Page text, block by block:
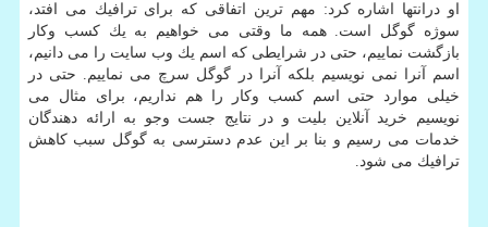
او درانتها اشاره كرد: مهم ترین اتفاقی كه برای ترافیك می افتد،
سوژه گوگل است. همه ما وقتی می خواهیم به یك كسب وكار
بازگشت نماییم، حتی در شرایطی كه اسم یك وب سایت را می دانیم،
اسم آنرا نمی نویسیم بلكه آنرا در گوگل سرچ می نماییم. حتی در
خیلی موارد حتی اسم كسب وكار را هم نداریم، برای مثال می
نویسیم خرید آنلاین بلیت و در نتایج جست وجو به ارائه دهندگان
خدمات می رسیم و بنا بر این عدم دسترسی به گوگل سبب كاهش
ترافیك می شود.